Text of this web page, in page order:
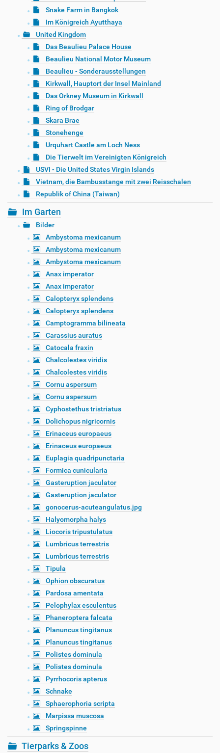
Snake Farm in Bangkok
Im Königreich Ayutthaya
United Kingdom
Das Beaulieu Palace House
Beaulieu National Motor Museum
Beaulieu - Sonderausstellungen
Kirkwall, Hauptort der Insel Mainland
Das Orkney Museum in Kirkwall
Ring of Brodgar
Skara Brae
Stonehenge
Urquhart Castle am Loch Ness
Die Tierwelt im Vereinigten Königreich
USVI - Die United States Virgin Islands
Vietnam, die Bambusstange mit zwei Reisschalen
Republik of China (Taiwan)
Im Garten
Bilder
Ambystoma mexicanum
Ambystoma mexicanum
Ambystoma mexicanum
Anax imperator
Anax imperator
Calopteryx splendens
Calopteryx splendens
Camptogramma bilineata
Carassius auratus
Catocala fraxin
Chalcolestes viridis
Chalcolestes viridis
Cornu aspersum
Cornu aspersum
Cyphostethus tristriatus
Dolichopus nigricornis
Erinaceus europaeus
Erinaceus europaeus
Euplagia quadripunctaria
Formica cunicularia
Gasteruption jaculator
Gasteruption jaculator
gonocerus-acuteangulatus.jpg
Halyomorpha halys
Liocoris tripustulatus
Lumbricus terrestris
Lumbricus terrestris
Tipula
Ophion obscuratus
Pardosa amentata
Pelophylax esculentus
Phaneroptera falcata
Planuncus tingitanus
Planuncus tingitanus
Polistes dominula
Polistes dominula
Pyrrhocoris apterus
Schnake
Sphaerophoria scripta
Marpissa muscosa
Springspinne
Tierparks & Zoos